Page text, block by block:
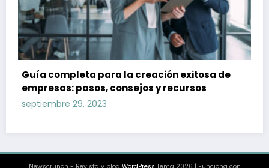
Guía completa para la creación exitosa de
empresas: pasos, consejos y recursos
septiembre 29, 2023